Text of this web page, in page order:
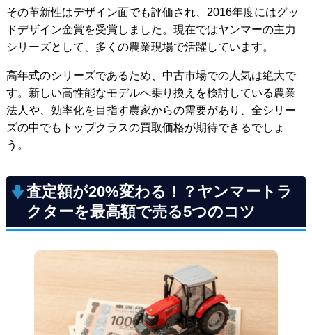
その革新性はデザイン面でも評価され、2016年度にはグッ
ドデザイン金賞を受賞しました。現在ではヤンマーの主力
シリーズとして、多くの農業現場で活躍しています。
高年式のシリーズであるため、中古市場での人気は絶大で
す。新しい高性能なモデルへ乗り換えを検討している農業
法人や、効率化を目指す農家からの需要があり、全シリー
ズの中でもトップクラスの買取価格が期待できるでしょ
う。
査定額が20%変わる！？ヤンマートラ
クターを最高額で売る5つのコツ